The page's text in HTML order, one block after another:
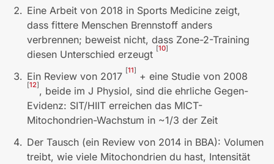
Eine Arbeit von 2018 in Sports Medicine zeigt,
dass fittere Menschen Brennstoff anders
verbrennen; beweist nicht, dass Zone-2-Training
diesen Unterschied erzeugt [10]
Ein Review von 2017 [11] + eine Studie von 2008
[12], beide im J Physiol, sind die ehrliche Gegen-
Evidenz: SIT/HIIT erreichen das MICT-
Mitochondrien-Wachstum in ~1/3 der Zeit
Der Tausch (ein Review von 2014 in BBA): Volumen
treibt, wie viele Mitochondrien du hast, Intensität